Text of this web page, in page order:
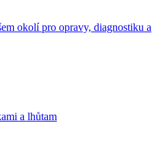
okolí pro opravy, diagnostiku a
a lhůtam